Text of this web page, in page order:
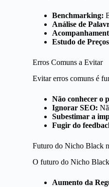
Benchmarking:
Análise de
Estudo de
Erros Comuns a Evitar
Evitar erros comuns é
Não conhecer o
Ignorar SEO:
Subestimar a
Fugir do
Futuro do Nicho Black
O futuro do Nicho Black
Aumento da